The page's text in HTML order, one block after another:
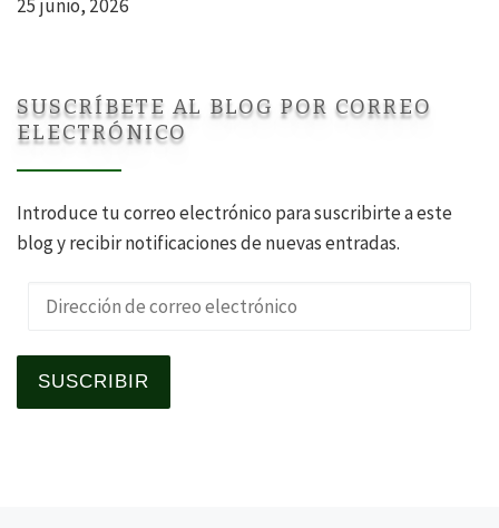
25 junio, 2026
SUSCRÍBETE AL BLOG POR CORREO
ELECTRÓNICO
Introduce tu correo electrónico para suscribirte a este
blog y recibir notificaciones de nuevas entradas.
Dirección de correo electrónico
SUSCRIBIR